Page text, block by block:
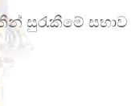
සුරැකීමේ